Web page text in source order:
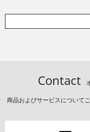
Contact
商品およびサービスについて